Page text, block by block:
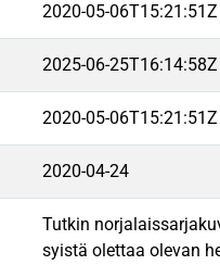
2020-05-06T15:21:51Z
2025-06-25T16:14:58Z
2020-05-06T15:21:51Z
2020-04-24
Tutkin
syistä olettaa olevan